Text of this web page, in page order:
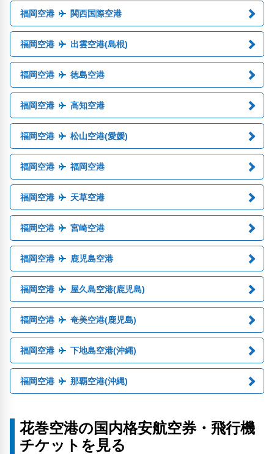
福岡空港 関西国際空港
福岡空港 出雲空港(島根)
福岡空港 徳島空港
福岡空港 高知空港
福岡空港 松山空港(愛媛)
福岡空港 福岡空港
福岡空港 天草空港
福岡空港 宮崎空港
福岡空港 鹿児島空港
福岡空港 屋久島空港(鹿児島)
福岡空港 奄美空港(鹿児島)
福岡空港 下地島空港(沖縄)
福岡空港 那覇空港(沖縄)
花巻空港の国内格安航空券・飛行機
チケットを見る